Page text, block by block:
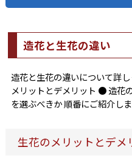
造花と生花の違い
造花と生花の違いについて詳
メリットとデメリット ● 造花
を選ぶべきか 順番にご紹介しま
生花のメリットとデメ